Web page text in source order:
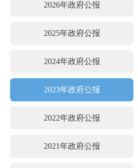
2026年政府公报
2025年政府公报
2024年政府公报
2023年政府公报
2022年政府公报
2021年政府公报